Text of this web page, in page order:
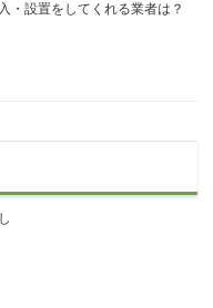
・設置をしてくれる業者は？